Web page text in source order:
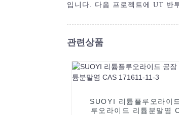
입니다. 다음 프로젝트에 UT 반
관련상품
SUOYI 리튬플루오라이
루오라이드 리튬분말염